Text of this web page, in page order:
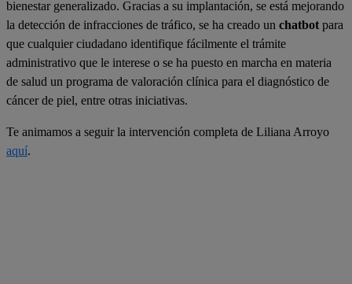
bienestar generalizado. Gracias a su implantación, se está mejorando
la detección de infracciones de tráfico, se ha creado un chatbot para
que cualquier ciudadano identifique fácilmente el trámite
administrativo que le interese o se ha puesto en marcha en materia
de salud un programa de valoración clínica para el diagnóstico de
cáncer de piel, entre otras iniciativas.
Te animamos a seguir la intervención completa de Liliana Arroyo
aquí.